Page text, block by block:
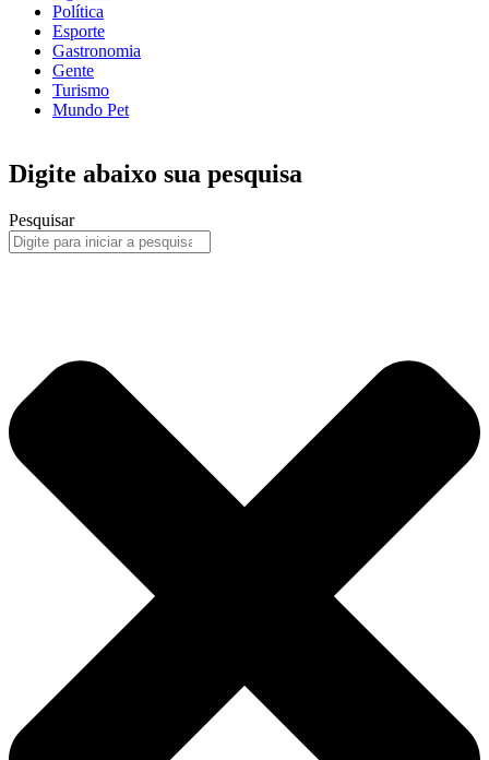
Política
Esporte
Gastronomia
Gente
Turismo
Mundo Pet
Digite abaixo sua pesquisa
Pesquisar